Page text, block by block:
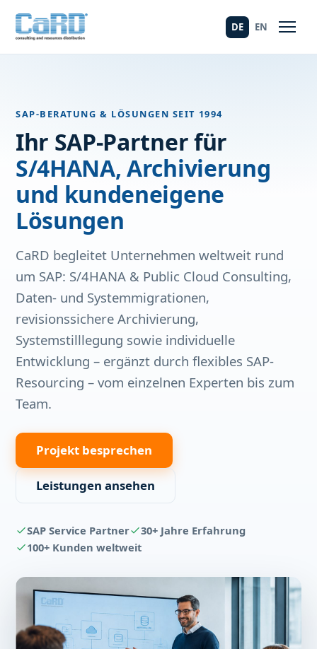
DE EN
SAP-BERATUNG & LÖSUNGEN SEIT 1994
Ihr SAP-Partner für
S/4HANA, Archivierung
und kundeneigene
Lösungen
CaRD begleitet Unternehmen weltweit rund
um SAP: S/4HANA & Public Cloud Consulting,
Daten- und Systemmigrationen,
revisionssichere Archivierung,
Systemstilllegung sowie individuelle
Entwicklung – ergänzt durch flexibles SAP-
Resourcing – vom einzelnen Experten bis zum
Team.
Projekt besprechen
Leistungen ansehen
SAP Service Partner
30+ Jahre Erfahrung
100+ Kunden weltweit